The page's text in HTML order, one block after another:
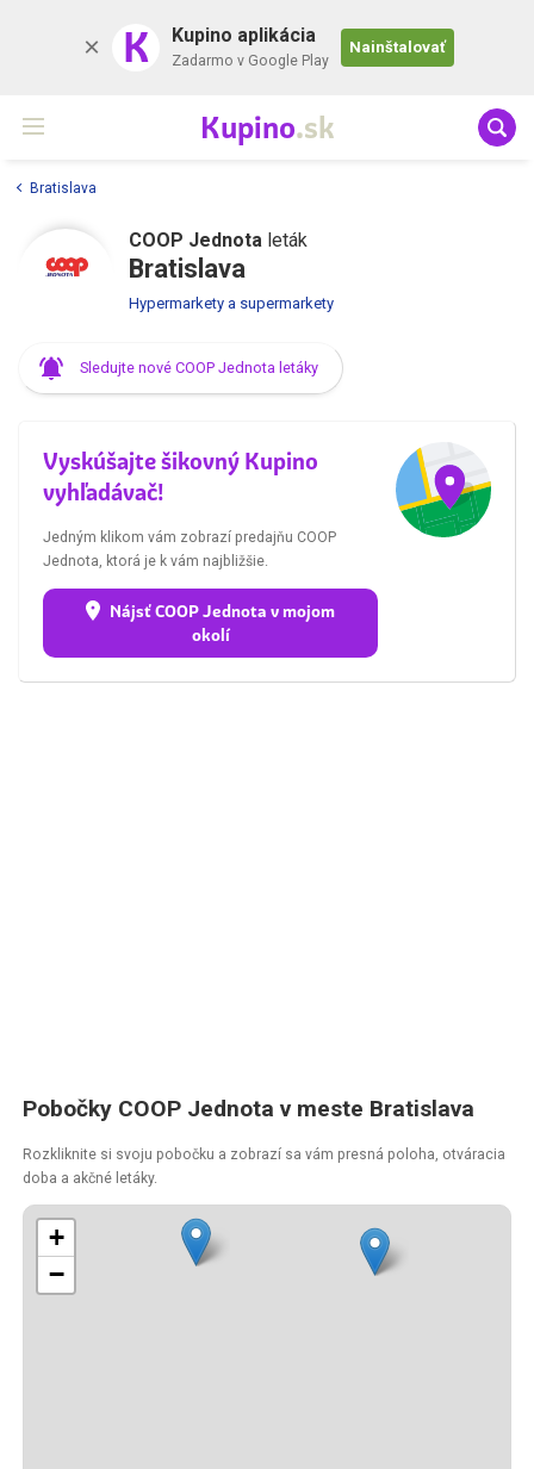
K Kupino aplikácia
Zadarmo v Google Play
Nainštalovať
Kupino.sk
Bratislava
COOP Jednota leták
Bratislava
Hypermarkety a supermarkety
Sledujte nové COOP Jednota letáky
Vyskúšajte šikovný Kupino
vyhľadávač!
Jedným klikom vám zobrazí predajňu COOP
Jednota, ktorá je k vám najbližšie.
okolí
Pobočky COOP Jednota v meste Bratislava
Rozkliknite si svoju pobočku a zobrazí sa vám presná poloha, otváracia
doba a akčné letáky.
+
−